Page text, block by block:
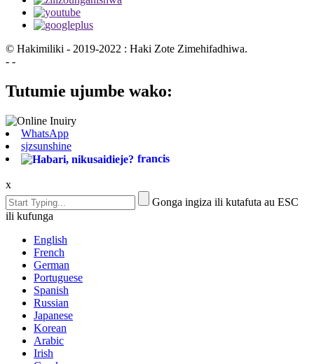
© Hakimiliki - 2019-2022 : Haki Zote Zimehifadhiwa.
- -
Tutumie ujumbe wako:
WhatsApp
sjzsunshine
francis
x
Gonga ingiza ili kutafuta au ESC
ili kufunga
English
French
German
Portuguese
Spanish
Russian
Japanese
Korean
Arabic
Irish